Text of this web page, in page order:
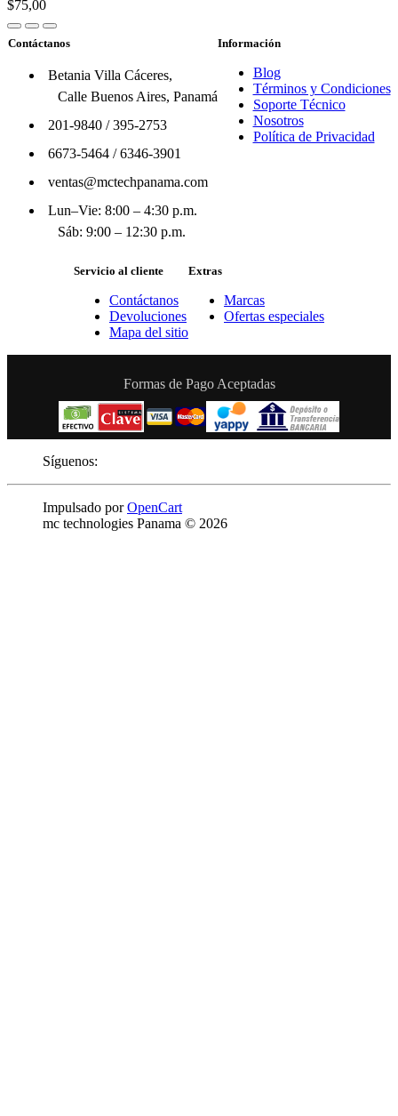
$75,00
Contáctanos
Betania Villa Cáceres,
Calle Buenos Aires, Panamá
201-9840/395-2753
6673-5464/6346-3901
ventas@mctechpanama.com
Lun–Vie: 8:00 – 4:30 p.m.
Sáb: 9:00 – 12:30 p.m.
Información
Blog
Términos y Condiciones
Soporte Técnico
Nosotros
Política de Privacidad
Servicio al cliente
Contáctanos
Devoluciones
Mapa del sitio
Extras
Marcas
Ofertas especiales
Formas de Pago Aceptadas
Síguenos:
Impulsado porOpenCart
mc technologies Panama © 2026